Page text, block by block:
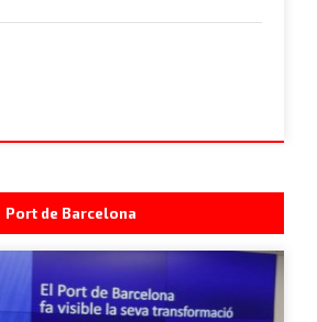
Port de Barcelona